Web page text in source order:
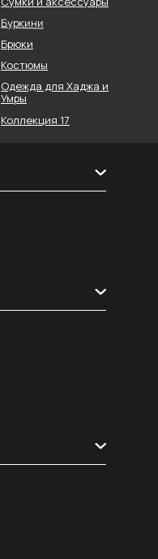
Коллекция 17
Брюки
Буркини
Костюмы
Одежда для Хаджа и
Умры